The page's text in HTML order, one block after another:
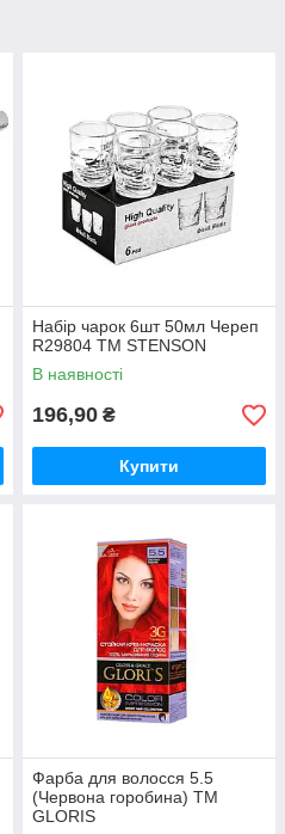
Набір чарок 6шт 50мл Череп
R29804 ТМ STENSON
В наявності
196,90 ₴
Купити
Фарба для волосся 5.5
(Червона горобина) ТМ
GLORIS